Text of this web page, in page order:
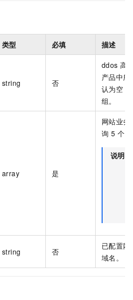
类型 必填 描述
string 否
ddos 高
产品中
认为空，
组。
array 是
网站业务
询 5 个
说明
string 否
已配置网
域名。